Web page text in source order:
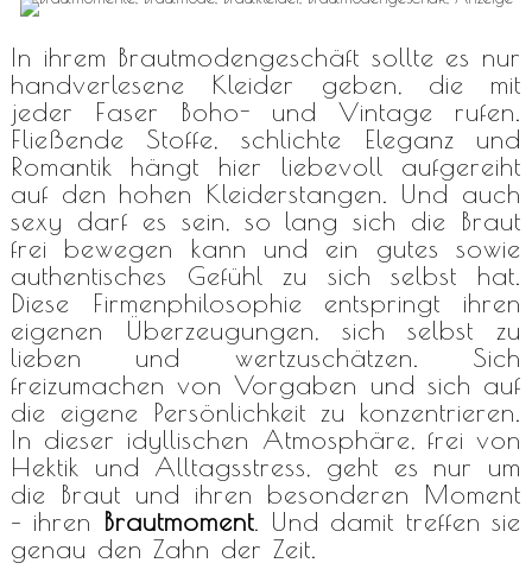
In ihrem Brautmodengeschäft sollte es nur
handverlesene Kleider geben, die mit
jeder Faser Boho- und Vintage rufen.
Fließende Stoffe, schlichte Eleganz und
Romantik hängt hier liebevoll aufgereiht
auf den hohen Kleiderstangen. Und auch
sexy darf es sein, so lang sich die Braut
frei bewegen kann und ein gutes sowie
authentisches Gefühl zu sich selbst hat.
Diese Firmenphilosophie entspringt ihren
eigenen Überzeugungen, sich selbst zu
lieben und wertzuschätzen. Sich
freizumachen von Vorgaben und sich auf
die eigene Persönlichkeit zu konzentrieren.
In dieser idyllischen Atmosphäre, frei von
Hektik und Alltagsstress, geht es nur um
die Braut und ihren besonderen Moment
– ihren Brautmoment. Und damit treffen sie
genau den Zahn der Zeit.